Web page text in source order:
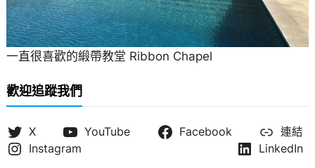
一直很喜歡的緞帶教堂 Ribbon Chapel
歡迎追蹤我們
X YouTube Facebook
連結
Instagram
LinkedIn